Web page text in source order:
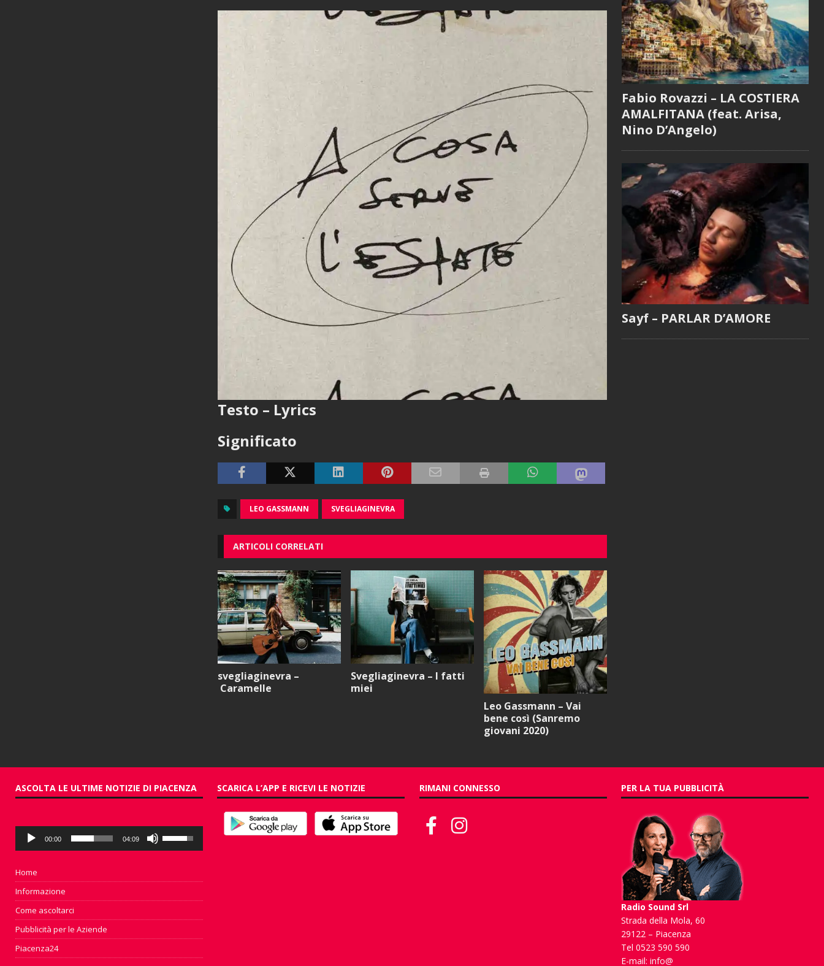
Testo – Lyrics
Significato
LEO GASSMANN SVEGLIAGINEVRA
ARTICOLI CORRELATI
svegliaginevra –
Caramelle
Svegliaginevra – I fatti
miei
Leo Gassmann – Vai
bene così (Sanremo
giovani 2020)
Fabio Rovazzi – LA COSTIERA
AMALFITANA (feat. Arisa,
Nino D’Angelo)
Sayf – PARLAR D’AMORE
ASCOLTA LE ULTIME NOTIZIE DI PIACENZA
Audio
Player
00:00 04:09
i
su/giù
o
il
Home
Informazione
Come ascoltarci
Pubblicità per le Aziende
Piacenza24
SCARICA L’APP E RICEVI LE NOTIZIE RIMANI CONNESSO PER LA TUA PUBBLICITÀ
Radio Sound Srl
Strada della Mola, 60
29122 – Piacenza
Tel 0523 590 590
E-mail: info@